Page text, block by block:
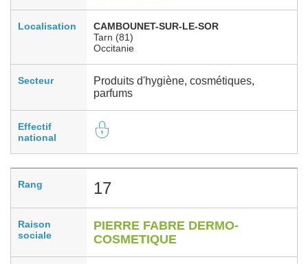
Localisation
CAMBOUNET-SUR-LE-SOR
Tarn (81)
Occitanie
Secteur
Produits d'hygiène, cosmétiques,
parfums
Effectif
national
Rang 17
Raison
sociale
PIERRE FABRE DERMO-
COSMETIQUE